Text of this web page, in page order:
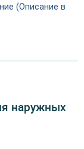
(Описание в
наружных